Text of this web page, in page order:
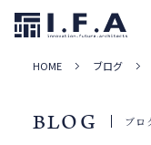
HOME ブログ
BLOG ブロ